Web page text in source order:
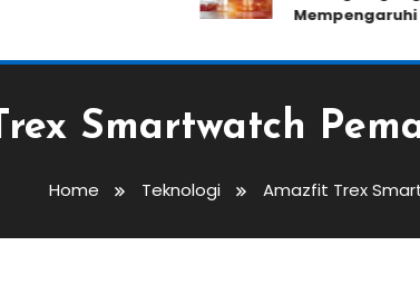
Mempengaruhi
Smartwatch
Home Teknologi Amazfit Trex